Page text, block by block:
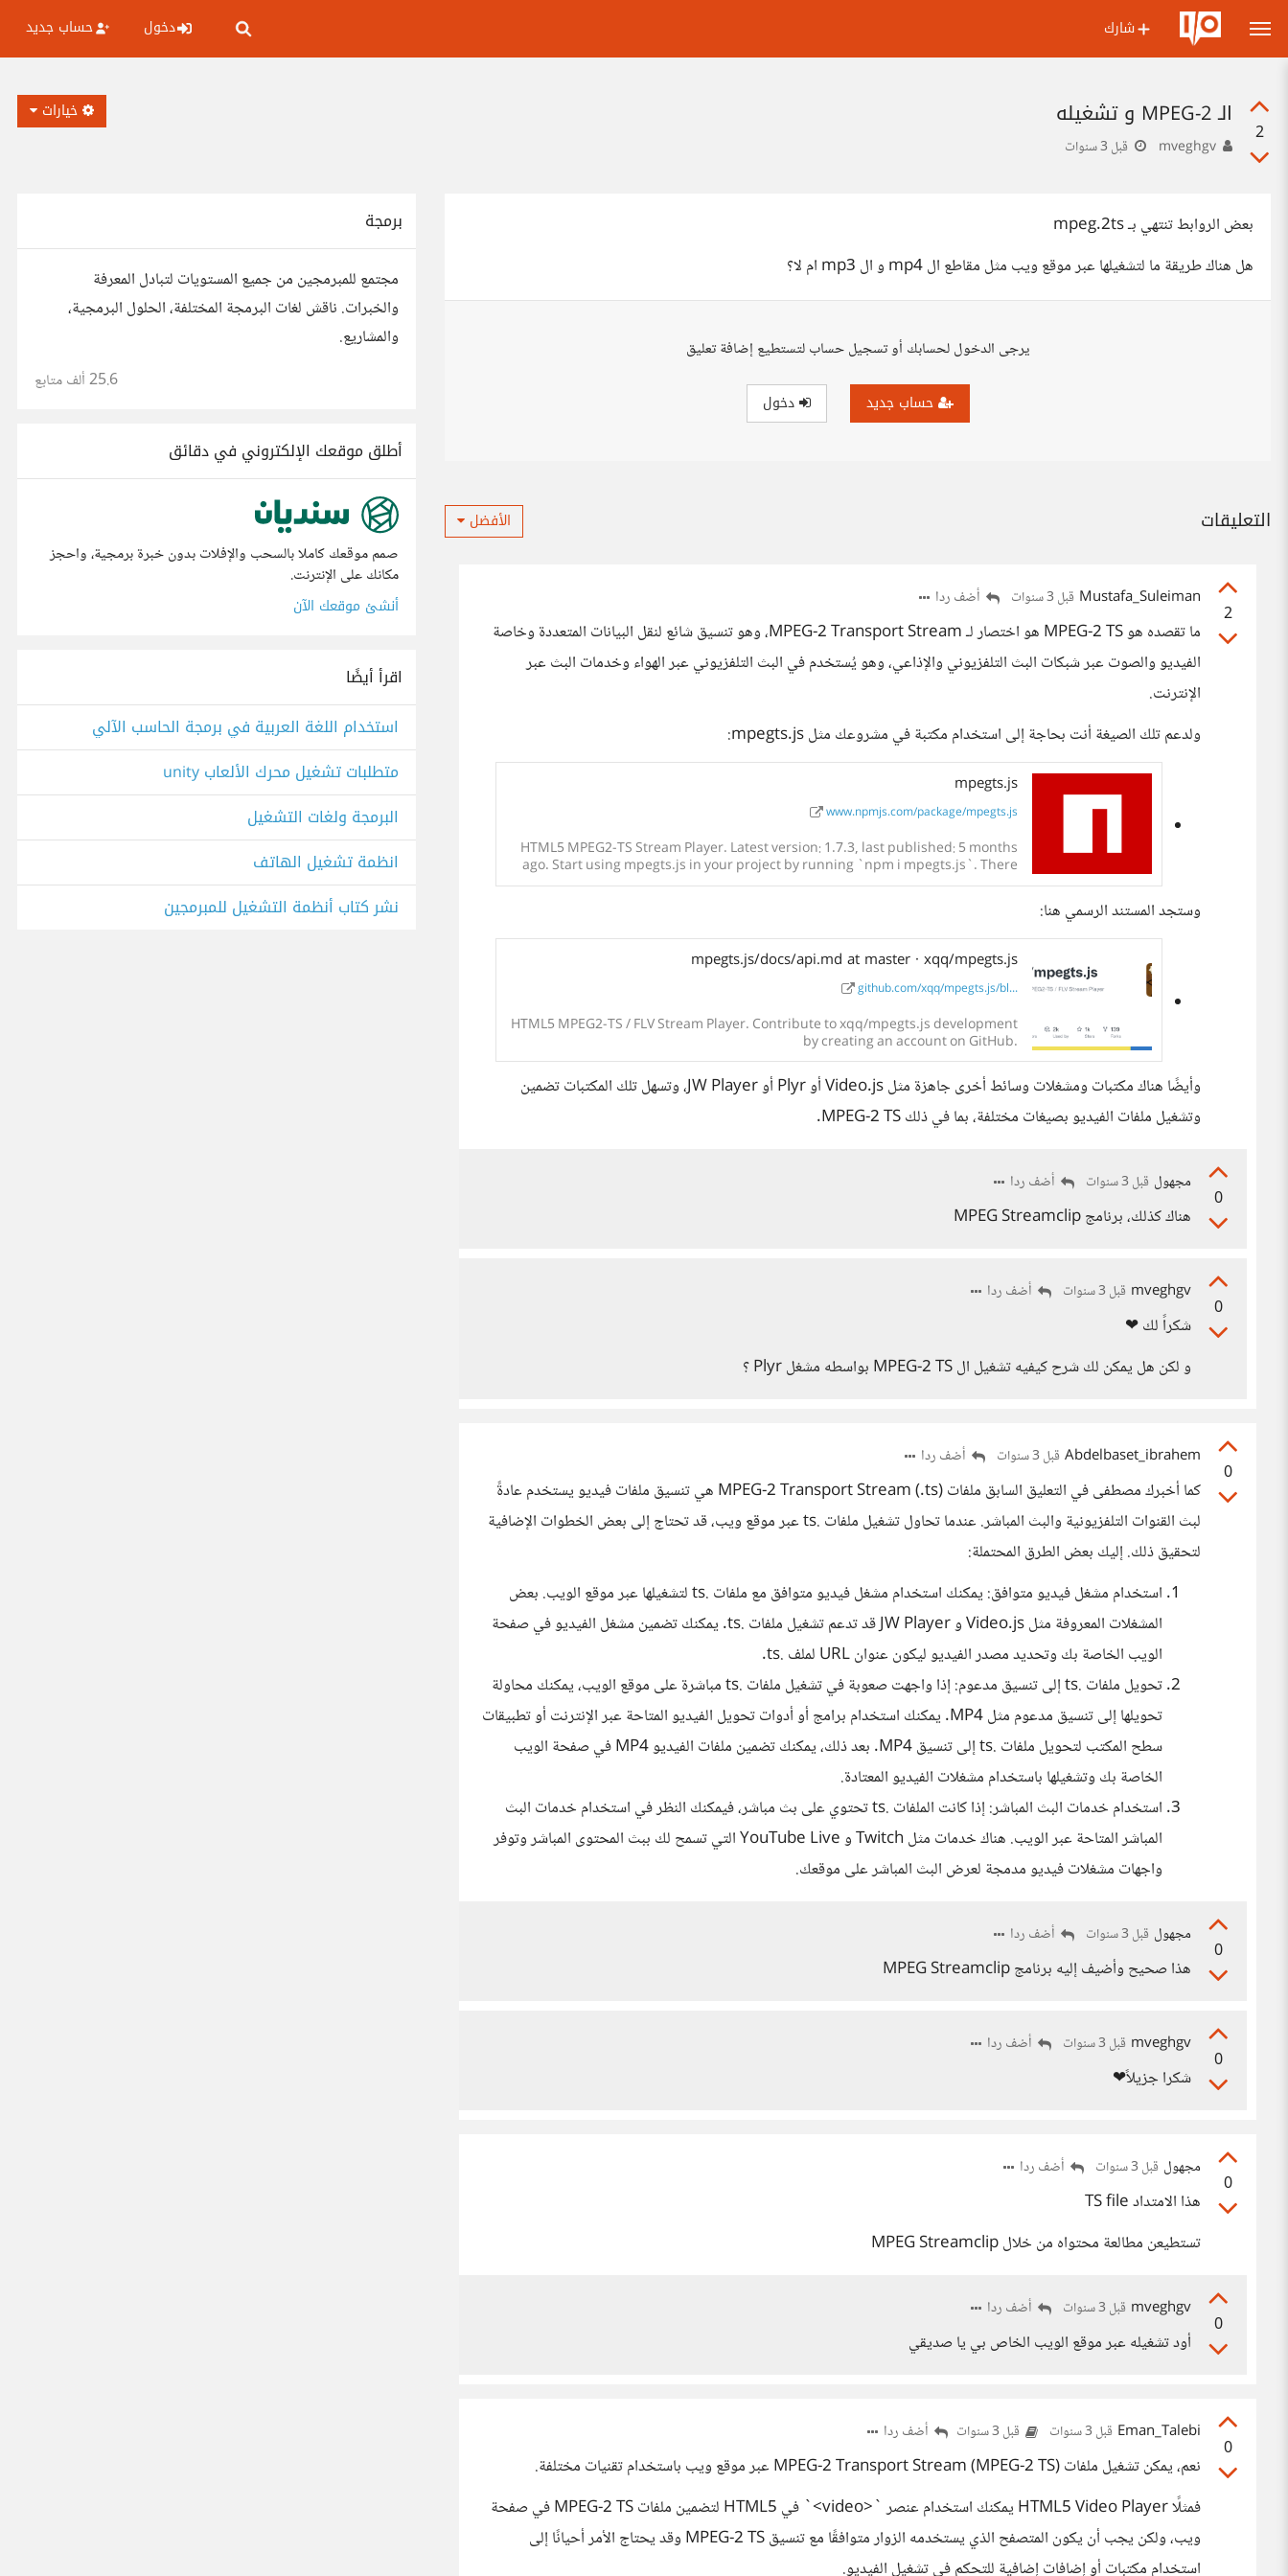
شارك دخول حساب جديد
2
الـ MPEG-2 و تشغيله
قبل 3 سنوات
خيارات
بعض الروابط تنتهي بـ mpeg.2ts
هل هناك طريقة ما لتشغيلها عبر موقع ويب مثل مقاطع ال mp4 و ال mp3 ام لا؟
يرجى الدخول لحسابك أو تسجيل حساب لتستطيع إضافة تعليق
حساب جديد دخول
التعليقات الأفضل
2
Mustafa_Suleiman قبل 3 سنوات أضف ردا
ما تقصده هو MPEG-2 TS هو اختصار لـ MPEG-2 Transport Stream، وهو تنسيق شائع لنقل البيانات المتعددة وخاصة
الفيديو والصوت عبر شبكات البث التلفزيوني والإذاعي، وهو يُستخدم في البث التلفزيوني عبر الهواء وخدمات البث عبر
الإنترنت.
ولدعم تلك الصيغة أنت بحاجة إلى استخدام مكتبة في مشروعك مثل mpegts.js:
mpegts.js
www.npmjs.com/package/mpegts.js
HTML5 MPEG2-TS Stream Player. Latest version: 1.7.3, last published: 5 months
ago. Start using mpegts.js in your project by running `npm i mpegts.js`. There
are...
وستجد المستند الرسمي هنا:
mpegts.js/docs/api.md at master · xqq/mpegts.js
github.com/xqq/mpegts.js/bl...
HTML5 MPEG2-TS / FLV Stream Player. Contribute to xqq/mpegts.js development
by creating an account on GitHub.
وأيضًا هناك مكتبات ومشغلات وسائط أخرى جاهزة مثل Video.js أو Plyr أو JW Player، وتسهل تلك المكتبات تضمين
وتشغيل ملفات الفيديو بصيغات مختلفة، بما في ذلك MPEG-2 TS.
0
مجهول قبل 3 سنوات أضف ردا
هناك كذلك، برنامج MPEG Streamclip
0
mveghgv قبل 3 سنوات أضف ردا
شكراً لك ❤
و لكن هل يمكن لك شرح كيفيه تشغيل ال MPEG-2 TS بواسطه مشغل Plyr ؟
0
Abdelbaset_ibrahem قبل 3 سنوات أضف ردا
كما أخبرك مصطفى في التعليق السابق ملفات MPEG-2 Transport Stream (.ts) هي تنسيق ملفات فيديو يستخدم عادةً
لبث القنوات التلفزيونية والبث المباشر. عندما تحاول تشغيل ملفات .ts عبر موقع ويب، قد تحتاج إلى بعض الخطوات الإضافية
لتحقيق ذلك. إليك بعض الطرق المحتملة:
استخدام مشغل فيديو متوافق: يمكنك استخدام مشغل فيديو متوافق مع ملفات .ts لتشغيلها عبر موقع الويب. بعض
المشغلات المعروفة مثل Video.js و JW Player قد تدعم تشغيل ملفات .ts. يمكنك تضمين مشغل الفيديو في صفحة
الويب الخاصة بك وتحديد مصدر الفيديو ليكون عنوان URL لملف .ts.
تحويل ملفات .ts إلى تنسيق مدعوم: إذا واجهت صعوبة في تشغيل ملفات .ts مباشرة على موقع الويب، يمكنك محاولة
تحويلها إلى تنسيق مدعوم مثل MP4. يمكنك استخدام برامج أو أدوات تحويل الفيديو المتاحة عبر الإنترنت أو تطبيقات
سطح المكتب لتحويل ملفات .ts إلى تنسيق MP4. بعد ذلك، يمكنك تضمين ملفات الفيديو MP4 في صفحة الويب
الخاصة بك وتشغيلها باستخدام مشغلات الفيديو المعتادة.
استخدام خدمات البث المباشر: إذا كانت الملفات .ts تحتوي على بث مباشر، فيمكنك النظر في استخدام خدمات البث
المباشر المتاحة عبر الويب. هناك خدمات مثل Twitch و YouTube Live التي تسمح لك ببث المحتوى المباشر وتوفر
واجهات مشغلات فيديو مدمجة لعرض البث المباشر على موقعك.
0
مجهول قبل 3 سنوات أضف ردا
هذا صحيح وأضيف إليه برنامج MPEG Streamclip
0
mveghgv قبل 3 سنوات أضف ردا
شكرا جزيلاً❤
0
مجهول قبل 3 سنوات أضف ردا
هذا الامتداد TS file
تستطيعن مطالعة محتواه من خلال MPEG Streamclip
0
mveghgv قبل 3 سنوات أضف ردا
أود تشغيله عبر موقع الويب الخاص بي يا صديقي
0
Eman_Talebi قبل 3 سنوات قبل 3 سنوات أضف ردا
نعم، يمكن تشغيل ملفات MPEG-2 Transport Stream (MPEG-2 TS) عبر موقع ويب باستخدام تقنيات مختلفة.
فمثلًا HTML5 Video Player يمكنك استخدام عنصر `<video>` في HTML5 لتضمين ملفات MPEG-2 TS في صفحة
ويب، ولكن يجب أن يكون المتصفح الذي يستخدمه الزوار متوافقًا مع تنسيق MPEG-2 TS وقد يحتاج الأمر أحيانًا إلى
استخدام مكتبات أو إضافات إضافية للتحكم في تشغيل الفيديو.
برمجة
مجتمع للمبرمجين من جميع المستويات لتبادل المعرفة
والخبرات. ناقش لغات البرمجة المختلفة، الحلول البرمجية،
والمشاريع.
25.6 ألف متابع
أطلق موقعك الإلكتروني في دقائق
صمم موقعك كاملا بالسحب والإفلات بدون خبرة برمجية، واحجز
مكانك على الإنترنت.
أنشئ موقعك الآن
اقرأ أيضًا
استخدام اللغة العربية في برمجة الحاسب الآلي
متطلبات تشغيل محرك الألعاب unity
البرمجة ولغات التشغيل
انظمة تشغيل الهاتف
نشر كتاب أنظمة التشغيل للمبرمجين